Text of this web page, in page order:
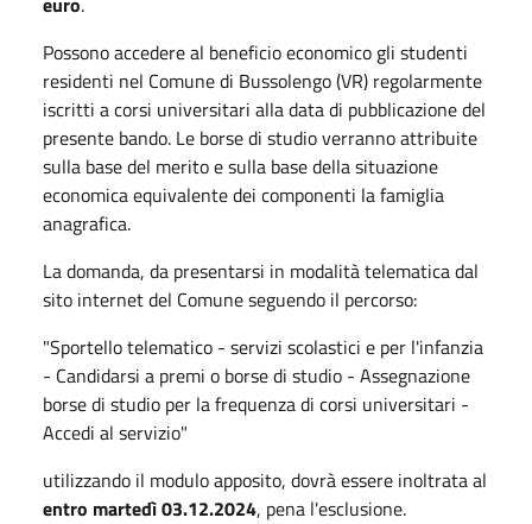
Possono accedere al beneficio economico gli studenti
residenti nel Comune di Bussolengo (VR) regolarmente
iscritti a corsi universitari alla data di pubblicazione del
presente bando. Le borse di studio verranno attribuite
sulla base del merito e sulla base della situazione
economica equivalente dei componenti la famiglia
anagrafica.
La domanda, da presentarsi in modalità telematica dal
sito internet del Comune seguendo il percorso:
"Sportello telematico - servizi scolastici e per l'infanzia
- Candidarsi a premi o borse di studio - Assegnazione
borse di studio per la frequenza di corsi universitari -
Accedi al servizio"
utilizzando il modulo apposito, dovrà essere inoltrata al
entro martedì 03.12.2024, pena l'esclusione.